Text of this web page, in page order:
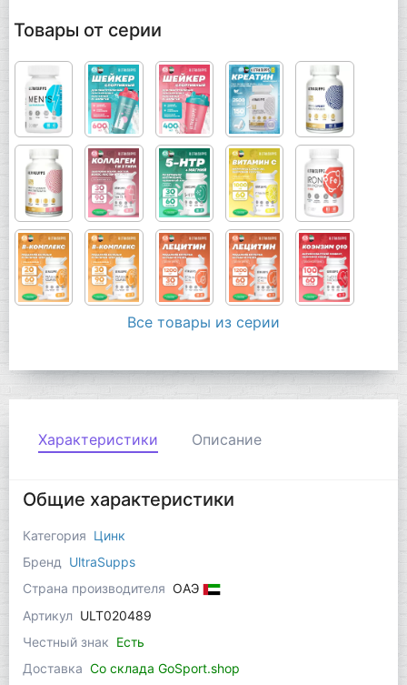
Товары от серии
Все товары из серии
Характеристики Описание
Общие характеристики
Категория Цинк
Бренд
UltraSupps
Страна производителя ОАЭ
Артикул ULT020489
Честный знак Есть
Доставка Со склада GoSport.shop